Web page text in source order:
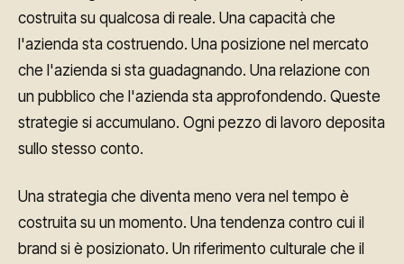
costruita su qualcosa di reale. Una capacità che
l'azienda sta costruendo. Una posizione nel mercato
che l'azienda si sta guadagnando. Una relazione con
un pubblico che l'azienda sta approfondendo. Queste
strategie si accumulano. Ogni pezzo di lavoro deposita
sullo stesso conto.
Una strategia che diventa meno vera nel tempo è
costruita su un momento. Una tendenza contro cui il
brand si è posizionato. Un riferimento culturale che il